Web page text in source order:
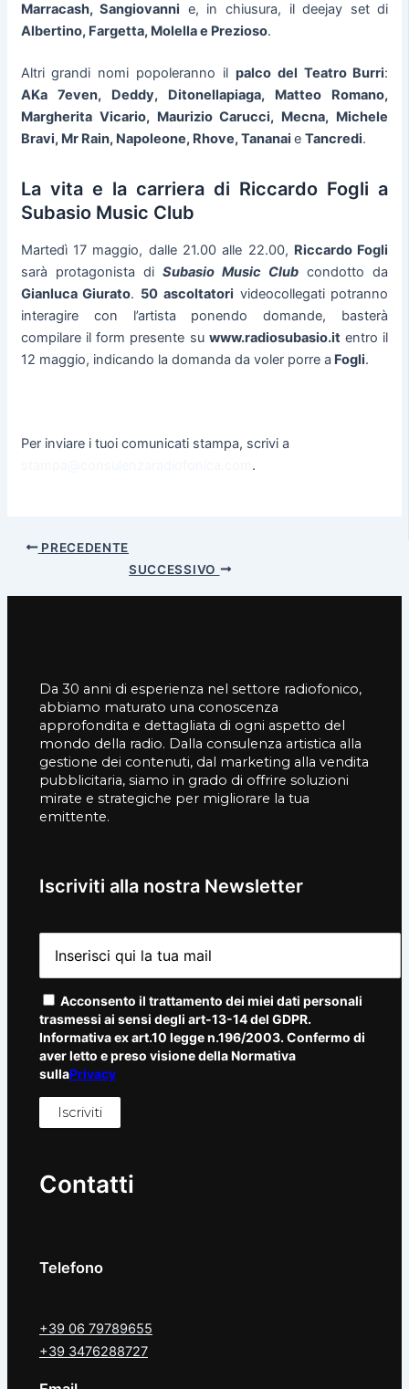
Marracash, Sangiovanni e, in chiusura, il deejay set di
Albertino, Fargetta, Molella e Prezioso.
Altri grandi nomi popoleranno il palco del Teatro Burri:
AKa 7even, Deddy, Ditonellapiaga, Matteo Romano,
Margherita Vicario, Maurizio Carucci, Mecna, Michele
Bravi, Mr Rain, Napoleone, Rhove, Tananai e Tancredi.
La vita e la carriera di Riccardo Fogli a
Subasio Music Club
Martedì 17 maggio, dalle 21.00 alle 22.00, Riccardo Fogli
sarà protagonista di Subasio Music Club condotto da
Gianluca Giurato. 50 ascoltatori videocollegati potranno
interagire con l’artista ponendo domande, basterà
compilare il form presente su www.radiosubasio.itentro il
12 maggio, indicando la domanda da voler porre a Fogli.
Per inviare i tuoi comunicati stampa, scrivi a
.
PRECEDENTE
SUCCESSIVO
Da 30 anni di esperienza nel settore radiofonico,
abbiamo maturato una conoscenza
approfondita e dettagliata di ogni aspetto del
mondo della radio. Dalla consulenza artistica alla
gestione dei contenuti, dal marketing alla vendita
pubblicitaria, siamo in grado di offrire soluzioni
mirate e strategiche per migliorare la tua
emittente.
Iscriviti alla nostra Newsletter
Acconsento il trattamento dei miei dati personali
trasmessi ai sensi degli art-13-14 del GDPR.
Informativa ex art.10 legge n.196/2003. Confermo di
aver letto e preso visione della Normativa
sullaPrivacy
Contatti
Telefono
+39 06 79789655
+39 3476288727